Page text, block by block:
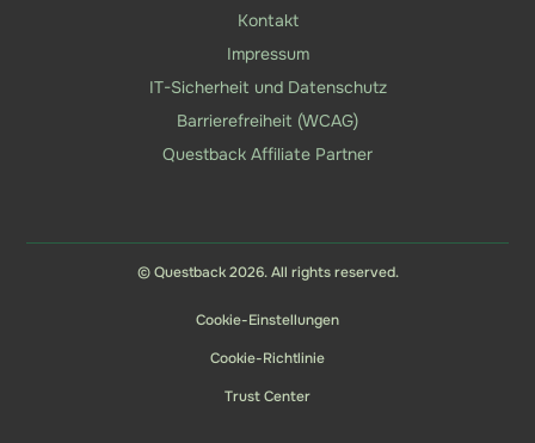
Kontakt
Impressum
IT-Sicherheit und Datenschutz
Barrierefreiheit (WCAG)
Questback Affiliate Partner
© Questback 2026. All rights reserved.
Cookie-Einstellungen
Cookie-Richtlinie
Trust Center